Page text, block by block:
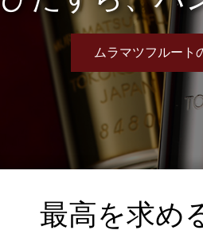
ムラマツフルート
最高を求め